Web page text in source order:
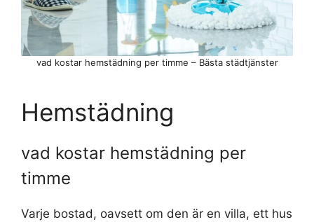
vad kostar hemstädning per timme – Bästa städtjänster
Hemstädning
vad kostar hemstädning per
timme
Varje bostad, oavsett om den är en villa, ett hus